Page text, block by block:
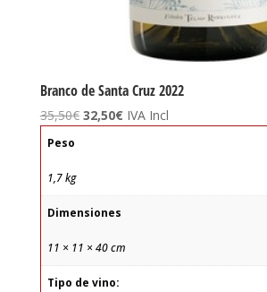
Branco de Santa Cruz 2022
35,50€ El
35,50€.
32,50€El
32,50€.
IVA Incl
Peso
1,7 kg
Dimensiones
11 × 11 × 40 cm
Tipo de vino: